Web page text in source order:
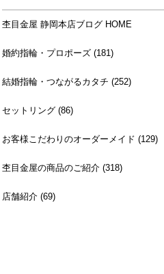
杢目金屋 静岡本店ブログ HOME
婚約指輪・プロポーズ (181)
結婚指輪・つながるカタチ (252)
セットリング (86)
お客様こだわりのオーダーメイド (129)
杢目金屋の商品のご紹介 (318)
店舗紹介 (69)